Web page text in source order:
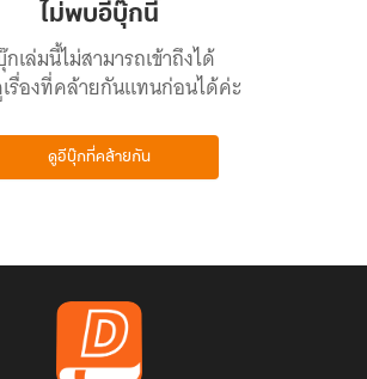
ไม่พบอีบุ๊กนี้
เล่มนี้ไม่สามารถเข้าถึงได้
รื่องที่คล้ายกันแทนก่อนได้ค่ะ
ดูอีบุ๊กที่คล้ายกัน